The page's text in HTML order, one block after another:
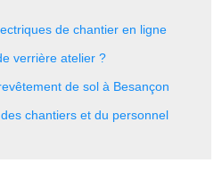
de chantier en ligne
verrière atelier ?
de sol à Besançon
chantiers et du personnel